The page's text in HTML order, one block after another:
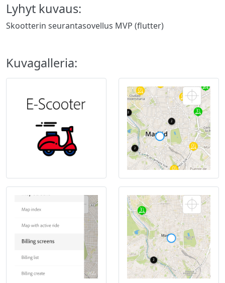
Lyhyt kuvaus:
Skootterin seurantasovellus MVP (flutter)
Kuvagalleria: